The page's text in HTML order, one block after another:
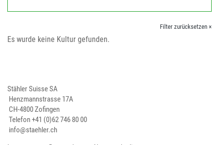
Filter zurücksetzen ×
Es wurde keine Kultur gefunden.
Stähler Suisse SA
Henzmannstrasse 17A
CH-4800 Zofingen
Telefon+41 (0)62 746 80 00
info@staehler.ch